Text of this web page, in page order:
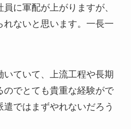
に軍配が上がりますが、
れないと思います。一長一
いていて、上流工程や長期
のでとても貴重な経験がで
遣ではまずやれないだろう